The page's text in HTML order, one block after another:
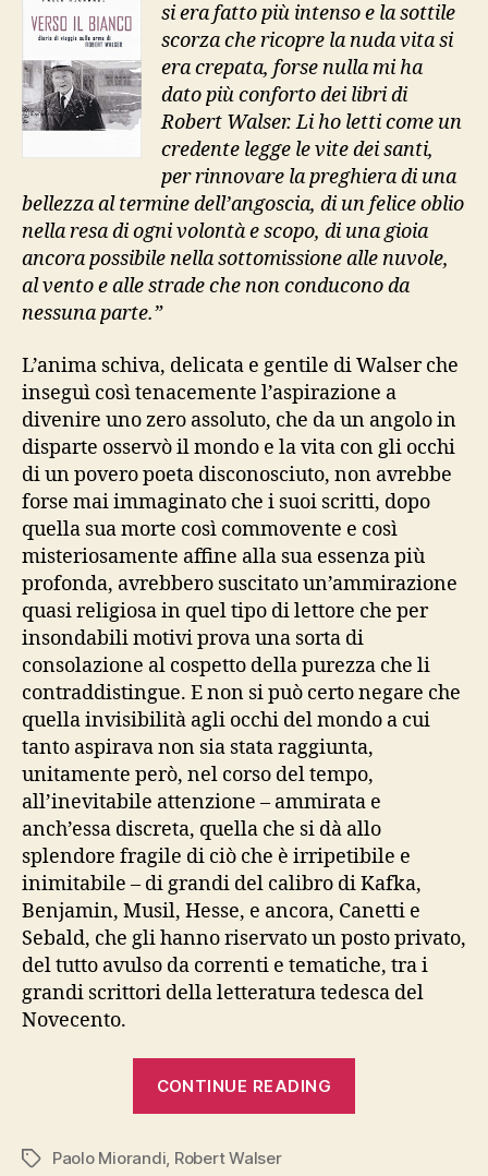
si era fatto più intenso e la sottile
scorza che ricopre la nuda vita si
era crepata, forse nulla mi ha
dato più conforto dei libri di
Robert Walser. Li ho letti come un
credente legge le vite dei santi,
per rinnovare la preghiera di una
bellezza al termine dell’angoscia, di un felice oblio
nella resa di ogni volontà e scopo, di una gioia
ancora possibile nella sottomissione alle nuvole,
al vento e alle strade che non conducono da
nessuna parte.”
L’anima schiva, delicata e gentile di Walser che
inseguì così tenacemente l’aspirazione a
divenire uno zero assoluto, che da un angolo in
disparte osservò il mondo e la vita con gli occhi
di un povero poeta disconosciuto, non avrebbe
forse mai immaginato che i suoi scritti, dopo
quella sua morte così commovente e così
misteriosamente affine alla sua essenza più
profonda, avrebbero suscitato un’ammirazione
quasi religiosa in quel tipo di lettore che per
insondabili motivi prova una sorta di
consolazione al cospetto della purezza che li
contraddistingue. E non si può certo negare che
quella invisibilità agli occhi del mondo a cui
tanto aspirava non sia stata raggiunta,
unitamente però, nel corso del tempo,
all’inevitabile attenzione – ammirata e
anch’essa discreta, quella che si dà allo
splendore fragile di ciò che è irripetibile e
inimitabile – di grandi del calibro di Kafka,
Benjamin, Musil, Hesse, e ancora, Canetti e
Sebald, che gli hanno riservato un posto privato,
del tutto avulso da correnti e tematiche, tra i
grandi scrittori della letteratura tedesca del
Novecento.
CONTINUE READING
TagsPaolo Miorandi, Robert Walser